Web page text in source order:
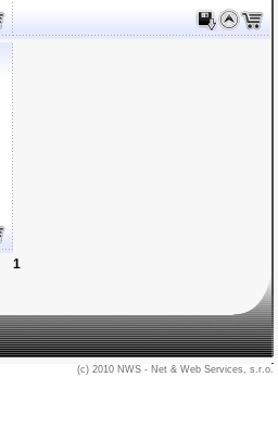
1
(c) 2010 NWS - Net & Web Services, s.r.o.